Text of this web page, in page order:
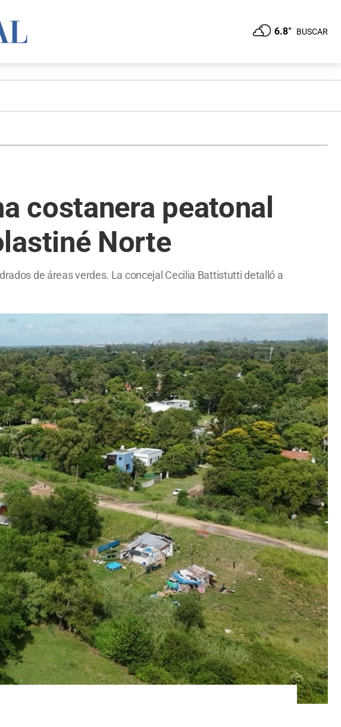
6.8° BUSCAR
costanera peatonal
Norte
de áreas verdes. La concejal Cecilia Battistutti detalló a